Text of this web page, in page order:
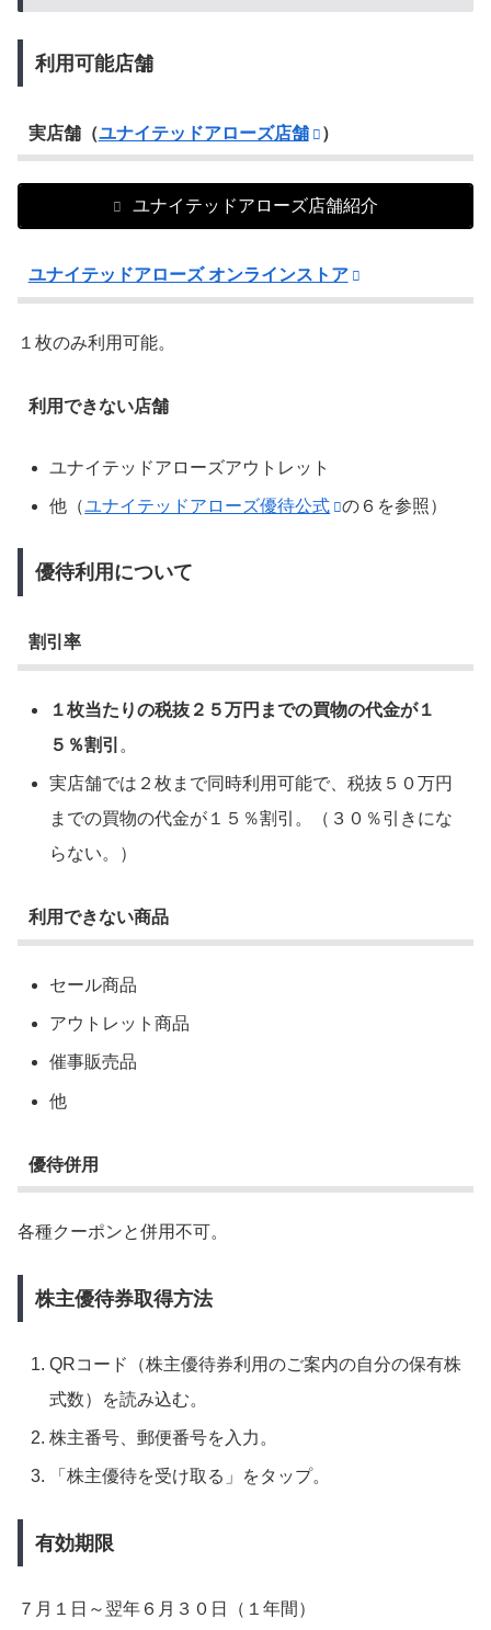
利用可能店舗
実店舗（ユナイテッドアローズ店舗 ）
ユナイテッドアローズ店舗紹介
ユナイテッドアローズ オンラインストア
１枚のみ利用可能。
利用できない店舗
ユナイテッドアローズアウトレット
他（ユナイテッドアローズ優待公式 の６を参照）
優待利用について
割引率
１枚当たりの税抜２５万円までの買物の代金が１
５％割引 。
実店舗では２枚まで同時利用可能で、税抜５０万円
までの買物の代金が１５％割引。（３０％引きにな
らない。）
利用できない商品
セール商品
アウトレット商品
催事販売品
他
優待併用
各種クーポンと併用不可。
株主優待券取得方法
QRコード（株主優待券利用のご案内の自分の保有株
式数）を読み込む。
株主番号、郵便番号を入力。
「株主優待を受け取る」をタップ。
有効期限
７月１日～翌年６月３０日（１年間）